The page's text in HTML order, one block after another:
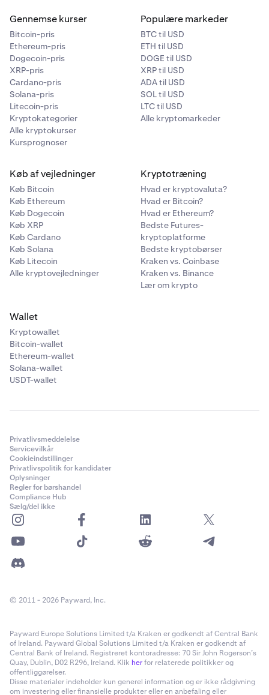
Gennemse kurser
Bitcoin-pris
Ethereum-pris
Dogecoin-pris
XRP-pris
Cardano-pris
Solana-pris
Litecoin-pris
Kryptokategorier
Alle kryptokurser
Kursprognoser
Populære markeder
BTC til USD
ETH til USD
DOGE til USD
XRP til USD
ADA til USD
SOL til USD
LTC til USD
Alle kryptomarkeder
Køb af vejledninger
Køb Bitcoin
Køb Ethereum
Køb Dogecoin
Køb XRP
Køb Cardano
Køb Solana
Køb Litecoin
Alle kryptovejledninger
Kryptotræning
Hvad er kryptovaluta?
Hvad er Bitcoin?
Hvad er Ethereum?
Bedste Futures-
kryptoplatforme
Bedste kryptobørser
Kraken vs. Coinbase
Kraken vs. Binance
Lær om krypto
Wallet
Kryptowallet
Bitcoin-wallet
Ethereum-wallet
Solana-wallet
USDT-wallet
Privatlivsmeddelelse
Servicevilkår
Cookieindstillinger
Privatlivspolitik for kandidater
Oplysninger
Regler for børshandel
Compliance Hub
Sælg/del ikke
© 2011 - 2026 Payward, Inc.
Payward Europe Solutions Limited t/a Kraken er godkendt af Central Bank
of Ireland. Payward Global Solutions Limited t/a Kraken er godkendt af
Central Bank of Ireland. Registreret kontoradresse: 70 Sir John Rogerson’s
Quay, Dublin, D02 R296, Ireland. Klik herfor relaterede politikker og
offentliggørelser.
Disse materialer indeholder kun generel information og er ikke rådgivning
om investering eller finansielle produkter eller en anbefaling eller